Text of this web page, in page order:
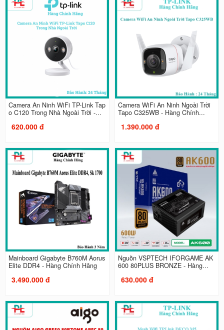
Camera An Ninh WiFi TP-Link Tap
o C120 Trong Nhà Ngoài Trời -...
620.000 đ
Camera WiFi An Ninh Ngoài Trời
Tapo C325WB - Hàng Chính...
1.390.000 đ
Mainboard Gigabyte B760M Aorus
Elite DDR4 - Hàng Chính Hãng
3.490.000 đ
Nguồn VSPTECH IFORGAME AK
600 80PLUS BRONZE - Hàng...
630.000 đ